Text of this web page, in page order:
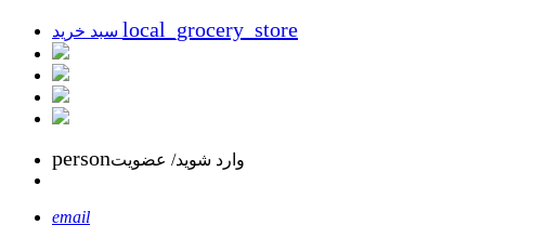
local_grocery_store
personوارد شوید/ عضویت
email